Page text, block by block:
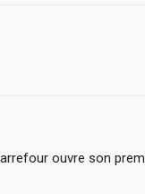
ouvre son